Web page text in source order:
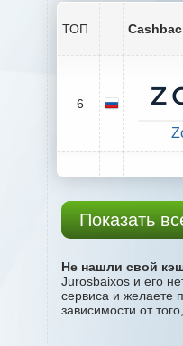
ТОП
6
Показать
Не нашли свой
Jurosbaixos и его
сервиса и желаете
зависимости от